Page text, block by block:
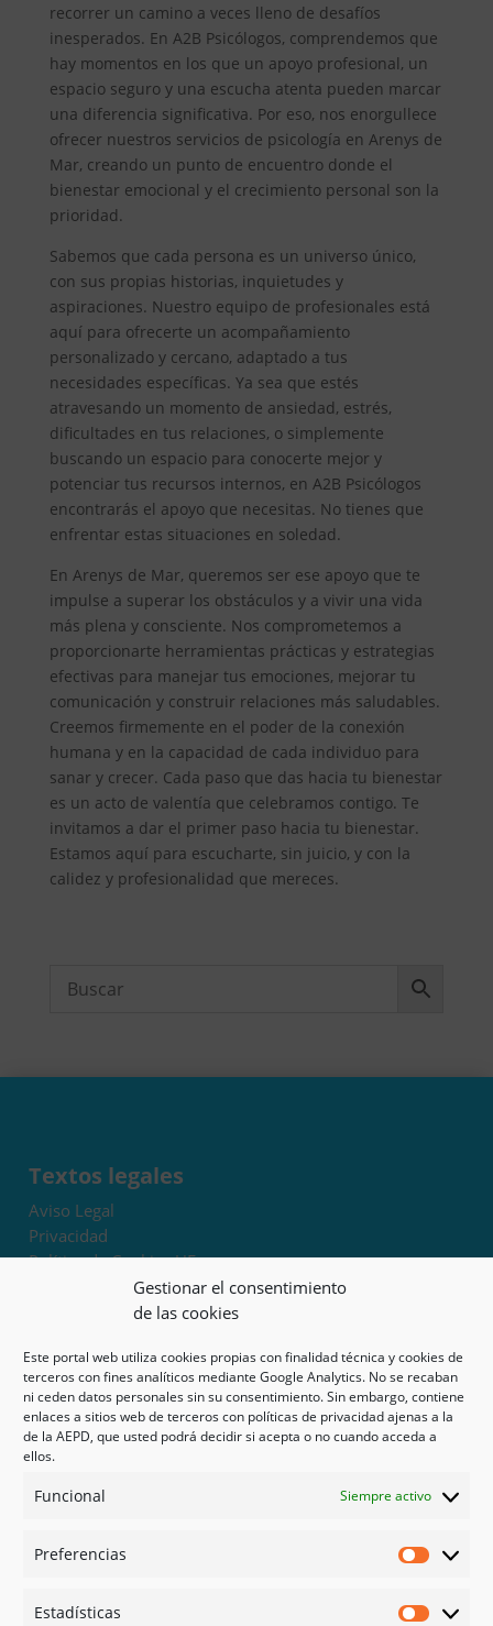
Gestionar el consentimiento
de las cookies
Este portal web utiliza cookies propias con finalidad técnica y cookies de
terceros con fines analíticos mediante Google Analytics. No se recaban
ni ceden datos personales sin su consentimiento. Sin embargo, contiene
enlaces a sitios web de terceros con políticas de privacidad ajenas a la
de la AEPD, que usted podrá decidir si acepta o no cuando acceda a
ellos.
Funcional Siempre activo
Preferencias
Estadísticas
recorrer un camino a veces lleno de desafíos
inesperados. En A2B Psicólogos, comprendemos que
hay momentos en los que un apoyo profesional, un
espacio seguro y una escucha atenta pueden marcar
una diferencia significativa. Por eso, nos enorgullece
ofrecer nuestros servicios de psicología en Arenys de
Mar, creando un punto de encuentro donde el
bienestar emocional y el crecimiento personal son la
prioridad.
Sabemos que cada persona es un universo único,
con sus propias historias, inquietudes y
aspiraciones. Nuestro equipo de profesionales está
aquí para ofrecerte un acompañamiento
personalizado y cercano, adaptado a tus
necesidades específicas. Ya sea que estés
atravesando un momento de ansiedad, estrés,
dificultades en tus relaciones, o simplemente
buscando un espacio para conocerte mejor y
potenciar tus recursos internos, en A2B Psicólogos
encontrarás el apoyo que necesitas. No tienes que
enfrentar estas situaciones en soledad.
En Arenys de Mar, queremos ser ese apoyo que te
impulse a superar los obstáculos y a vivir una vida
más plena y consciente. Nos comprometemos a
proporcionarte herramientas prácticas y estrategias
efectivas para manejar tus emociones, mejorar tu
comunicación y construir relaciones más saludables.
Creemos firmemente en el poder de la conexión
humana y en la capacidad de cada individuo para
sanar y crecer. Cada paso que das hacia tu bienestar
es un acto de valentía que celebramos contigo. Te
invitamos a dar el primer paso hacia tu bienestar.
Estamos aquí para escucharte, sin juicio, y con la
calidez y profesionalidad que mereces.
Textos legales
Aviso Legal
Privacidad
Política de Cookies UE
Términos y condiciones
Exoneración de responsabilidad
Mapa del sitio
Mi cuenta
Tienda
Psicología en Murcia
Guías
Redes sociales
Instagram